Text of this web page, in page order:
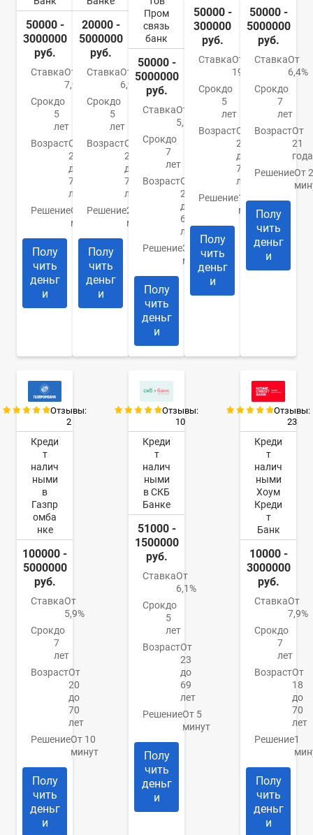
50000 -
3000000
руб.
СтавкаОт
7,9%
Срокдо
5
лет
ВозрастОт
21
до
70
лет
РешениеОт 15
минут
Полу
чить
деньг
и
20000 -
5000000
руб.
СтавкаОт
6,9%
Срокдо
5
лет
ВозрастОт
20
до
70
лет
Решение2
минуты
Полу
чить
деньг
и
Пром
связь
банк
50000 -
5000000
руб.
СтавкаОт
5,5%
Срокдо
7
лет
ВозрастОт
23
до
65
лет
РешениеЗа 5
минут
Полу
чить
деньг
и
50000 -
300000
руб.
СтавкаОт
19,8%
Срокдо
5
лет
ВозрастОт
22
до
70
лет
Решение10
минут
Полу
чить
деньг
и
50000 -
5000000
руб.
СтавкаОт
6,4%
Срокдо
7
лет
ВозрастОт
21
года
РешениеОт 2
Полу
чить
деньг
и
Отзывы:
2
Креди
т
налич
ными
в
Газпр
омба
нке
100000 -
5000000
руб.
СтавкаОт
5,9%
Срокдо
7
лет
ВозрастОт
20
до
70
лет
РешениеОт 10
минут
Полу
чить
деньг
и
Отзывы:
10
Креди
т
налич
ными
в СКБ
Банке
51000 -
1500000
руб.
СтавкаОт
6,1%
Срокдо
5
лет
ВозрастОт
23
до
69
лет
РешениеОт 5
минут
Полу
чить
деньг
и
Отзывы:
23
Креди
т
налич
ными
Хоум
Креди
т
Банк
10000 -
3000000
руб.
СтавкаОт
7,9%
Срокдо
7
лет
ВозрастОт
18
до
70
лет
Решение1
Полу
чить
деньг
и